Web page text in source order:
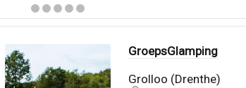
GroepsGlamping
Grolloo (Drenthe)